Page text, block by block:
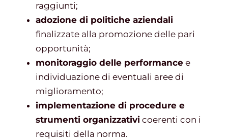
raggiunti;
adozione di politiche aziendali
finalizzate alla promozione delle pari
opportunità;
monitoraggio delle performance e
individuazione di eventuali aree di
miglioramento;
implementazione di procedure e
strumenti organizzativi coerenti con i
requisiti della norma.